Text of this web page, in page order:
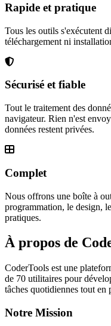
Rapide et pratique
Tous les outils s'exécutent
téléchargement ni
Sécurisé et fiable
Tout le traitement des
navigateur. Rien n'est
données restent privées.
Complet
Nous offrons une boîte à
programmation, le design,
pratiques.
À propos de
CoderTools est une
de 70 utilitaires pour
tâches quotidiennes tout
Notre Mission